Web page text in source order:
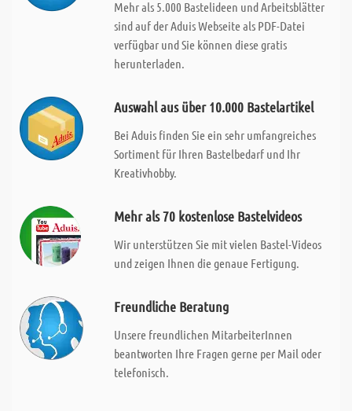
Mehr als 5.000 Bastelideen und Arbeitsblätter
sind auf der Aduis Webseite als PDF-Datei
verfügbar und Sie können diese gratis
herunterladen.
Auswahl aus über 10.000 Bastelartikel
Bei Aduis finden Sie ein sehr umfangreiches
Sortiment für Ihren Bastelbedarf und Ihr
Kreativhobby.
Mehr als 70 kostenlose Bastelvideos
Wir unterstützen Sie mit vielen Bastel-Videos
und zeigen Ihnen die genaue Fertigung.
Freundliche Beratung
Unsere freundlichen MitarbeiterInnen
beantworten Ihre Fragen gerne per Mail oder
telefonisch.